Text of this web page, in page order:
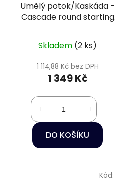
Umělý potok/Kaskáda -
Cascade round starting
Skladem (2 ks)
1 114,88 Kč bez DPH
1 349 Kč
DO KOŠÍKU
Kód: